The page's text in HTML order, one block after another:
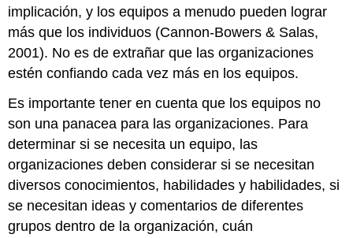
implicación, y los equipos a menudo pueden lograr
más que los individuos (Cannon-Bowers & Salas,
2001). No es de extrañar que las organizaciones
estén confiando cada vez más en los equipos.
Es importante tener en cuenta que los equipos no
son una panacea para las organizaciones. Para
determinar si se necesita un equipo, las
organizaciones deben considerar si se necesitan
diversos conocimientos, habilidades y habilidades, si
se necesitan ideas y comentarios de diferentes
grupos dentro de la organización, cuán